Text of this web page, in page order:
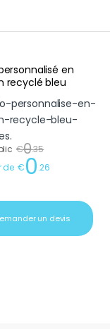
en
recyclé bleu
€0.35
de €0.26
un devis